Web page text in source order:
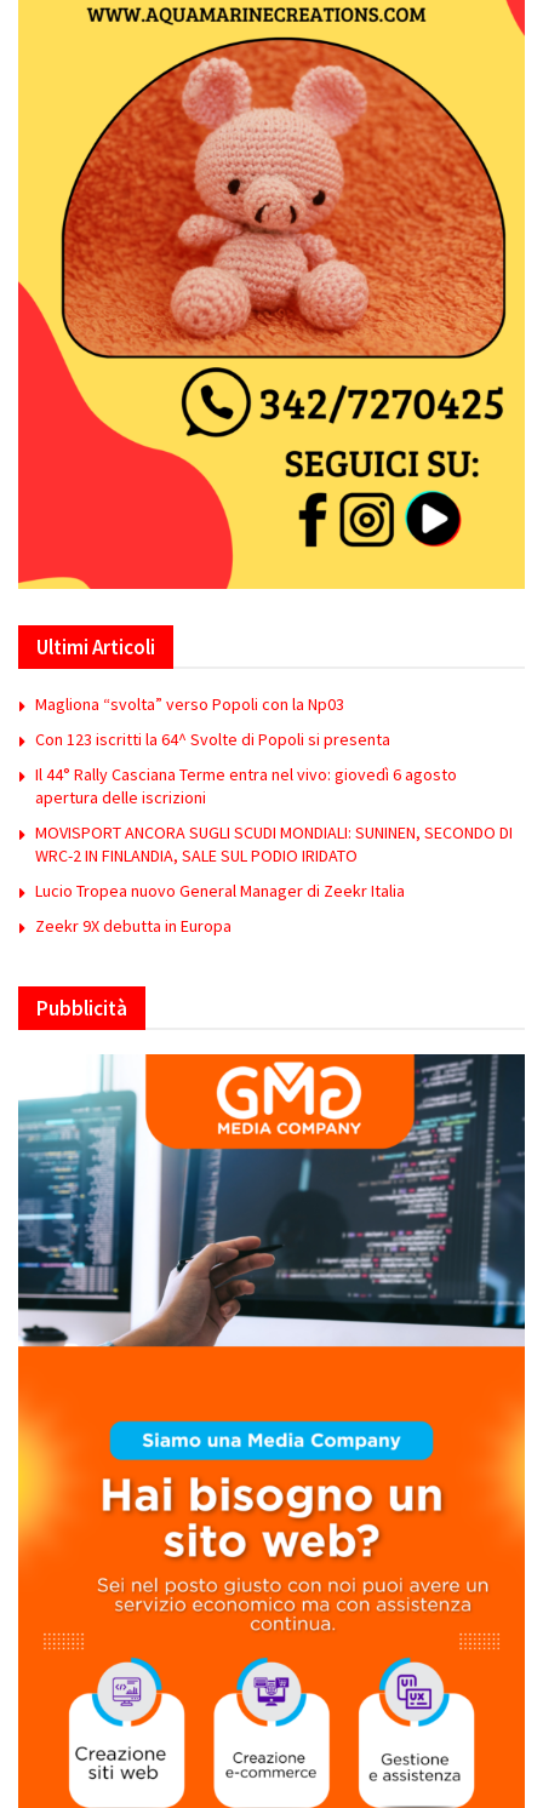
Ultimi Articoli
Magliona “svolta” verso Popoli con la Np03
Con 123 iscritti la 64^ Svolte di Popoli si presenta
Il 44° Rally Casciana Terme entra nel vivo: giovedì 6 agosto
apertura delle iscrizioni
MOVISPORT ANCORA SUGLI SCUDI MONDIALI: SUNINEN, SECONDO DI
WRC-2 IN FINLANDIA, SALE SUL PODIO IRIDATO
Lucio Tropea nuovo General Manager di Zeekr Italia
Zeekr 9X debutta in Europa
Pubblicità